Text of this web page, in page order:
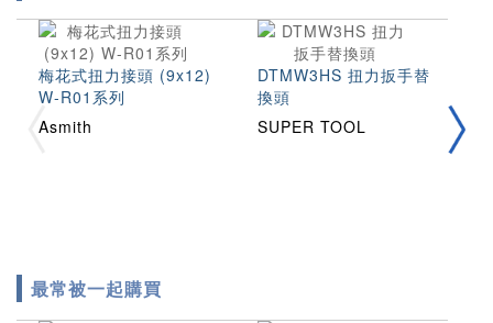
梅花式扭力接頭 (9x12)
W-R01系列
Asmith
DTMW3HS 扭力扳手替
換頭
SUPER TOOL
最常被一起購買